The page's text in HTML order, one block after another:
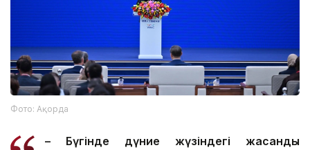
Фото: Ақорда
– Бүгінде дүние жүзіндегі жасанды